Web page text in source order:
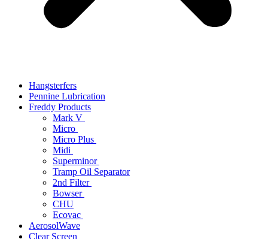
Hangsterfers
Pennine Lubrication
Freddy Products
Mark V
Micro
Micro Plus
Midi
Superminor
Tramp Oil Separator
2nd Filter
Bowser
CHU
Ecovac
AerosolWave
Clear Screen